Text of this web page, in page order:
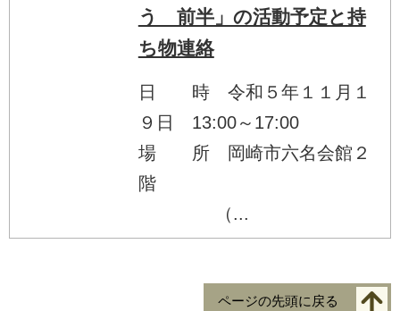
う 前半」の活動予定と持
ち物連絡
日 時 令和５年１１月１
９日 13:00～17:00
場 所 岡崎市六名会館２
階
（...
ページの先頭に戻る